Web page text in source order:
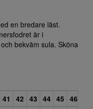
en bredare läst.
är i
bekväm sula. Sköna
41 42 43 44 45 46